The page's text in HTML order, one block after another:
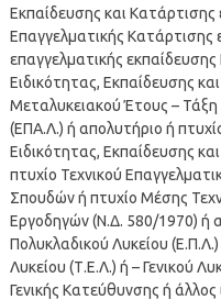
Εκπαίδευσης και Κατάρτισης
Επαγγελματικής Κατάρτισης
επαγγελματικής εκπαίδευσης
Ειδικότητας, Εκπαίδευσης
Μεταλυκειακού Έτους –
(ΕΠΑ.Λ.) ή απολυτήριο ή
Ειδικότητας, Εκπαίδευσης
πτυχίο Τεχνικού
Σπουδών ή πτυχίο Μέσης
Εργοδηγών (Ν.Δ. 580/1970) ή
Πολυκλαδικού Λυκείου
Λυκείου (Τ.Ε.Λ.) ή – Γενικού
Γενικής Κατεύθυνσης ή άλλος